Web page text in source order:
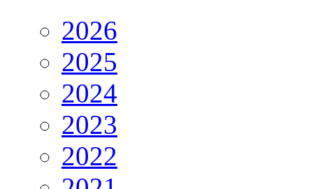
2026
2025
2024
2023
2022